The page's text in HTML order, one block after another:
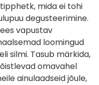
mida ei tohi
degusteerimine.
vapustav
loomingud
silmi. Tasub märkida,
omavahel
ainulaadseid jõule,